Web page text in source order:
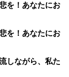
を！あなたにお
を！あなたにお
しながら、私た